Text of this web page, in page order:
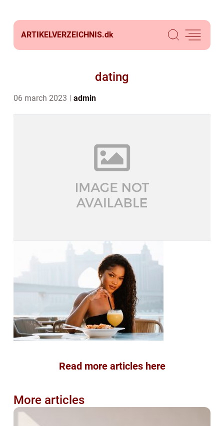
ARTIKELVERZEICHNIS.dk
dating
06 march 2023 admin
Read more articles here
More articles